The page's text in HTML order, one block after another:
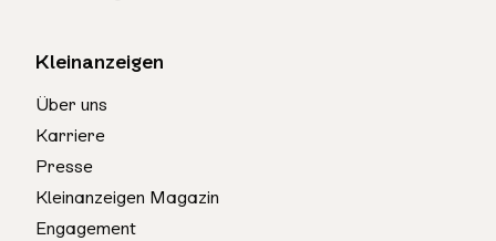
Kleinanzeigen
Über uns
Karriere
Presse
Kleinanzeigen Magazin
Engagement